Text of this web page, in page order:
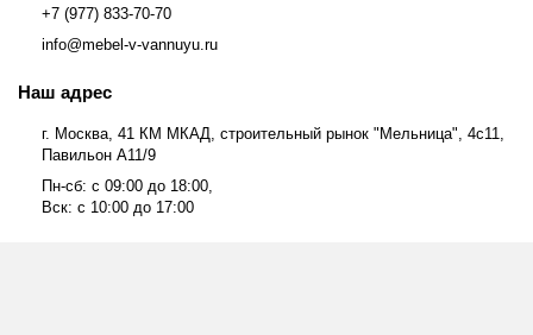
+7 (977) 833-70-70
info@mebel-v-vannuyu.ru
Наш адрес
г. Москва, 41 КМ МКАД, строительный рынок "Мельница", 4с11,
Павильон А11/9
Пн-сб: с 09:00 до 18:00,
Вск: с 10:00 до 17:00